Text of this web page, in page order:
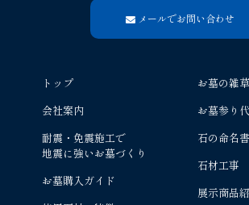
メールでお問い合わせ
トップ
会社案内
耐震・免震施工で
地震に強いお墓づくり
お墓購入ガイド
お墓の雑
お墓参り
石の命名書
石材工事
展示商品